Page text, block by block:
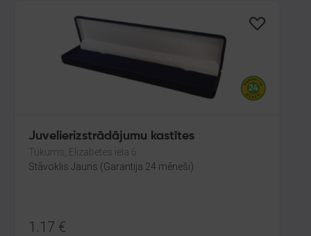
Juvelierizstrādājumu kastītes
Tukums, Elizabetes iela 6
Stāvoklis Jauns (Garantija 24 mēneši)
1.17 €